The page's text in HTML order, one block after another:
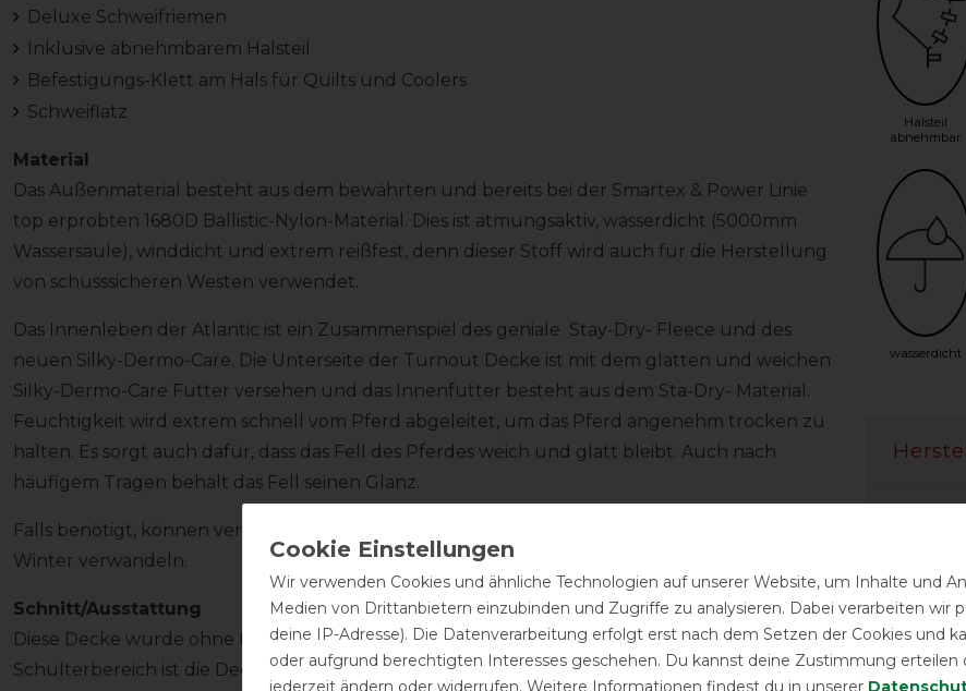
Deluxe Schweifriemen
Inklusive abnehmbarem Halsteil
Befestigungs-Klett am Hals für Quilts und Coolers
Schweiflatz
Material
Das Außenmaterial besteht aus dem bewährten und bereits bei der Smartex & Power Linie
top erprobten 1680D Ballistic-Nylon-Material. Dies ist atmungsaktiv, wasserdicht (5000mm
Wassersäule), winddicht und extrem reißfest, denn dieser Stoff wird auch für die Herstellung
von schusssicheren Westen verwendet.
Das Innenleben der Atlantic ist ein Zusammenspiel des geniale Stay-Dry- Fleece und des
neuen Silky-Dermo-Care. Die Unterseite der Turnout Decke ist mit dem glatten und weichen
Silky-Dermo-Care Futter versehen und das Innenfutter besteht aus dem Sta-Dry- Material.
Feuchtigkeit wird extrem schnell vom Pferd abgeleitet, um das Pferd angenehm trocken zu
halten. Es sorgt auch dafür, dass das Fell des Pferdes weich und glatt bleibt. Auch nach
häufigem Tragen behält das Fell seinen Glanz.
Falls benötigt, können verschiedene Quilts diese Decke in eine wärmende Decke für den
Winter verwandeln.
Schnitt/Ausstattung
Diese Decke wurde ohne Rückennaht gefertigt. Durch die integrierte doppelte Falte im
Schulterbereich ist die Decke super bequem geschnitten und bietet die größtmögliche
Halsteil
abnehmbar
wasserdicht
Wir verwenden Cookies und ähnliche Technologien auf unserer Website, um Inhalte und
Medien von Drittanbietern einzubinden und Zugriffe zu analysieren. Dabei verarbeiten wir
deine IP-Adresse). Die Datenverarbeitung erfolgt erst nach dem Setzen der Cookies und
oder aufgrund berechtigten Interesses geschehen. Du kannst deine Zustimmung erteilen
jederzeit ändern oder widerrufen. Weitere Informationen findest du in unserer